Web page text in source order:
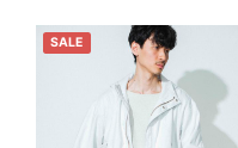
SALE